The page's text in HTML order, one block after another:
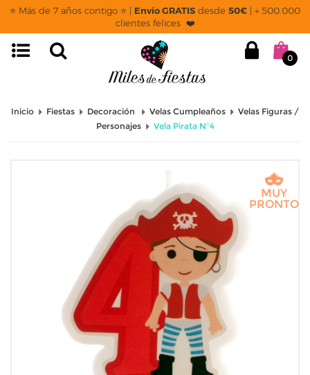
⭐ Más de 7 años contigo ⭐ | Envío GRATIS desde 50€ | + 500.000
clientes felices ❤️
0
Inicio Fiestas Decoración Velas Cumpleaños
Velas Figuras /
Personajes
Vela Pirata Nº4
MUY
PRONTO